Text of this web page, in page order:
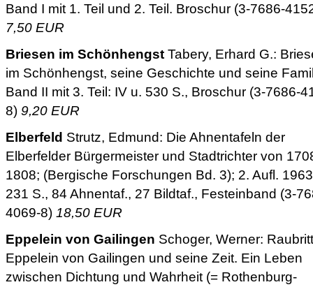
Band I mit 1. Teil und 2. Teil. Broschur (3-7686-
7,50 EUR
Briesen im Schönhengst Tabery, Erhard G.:
im Schönhengst, seine Geschichte und seine
Band II mit 3. Teil: IV u. 530 S., Broschur (3-7686-
8) 9,20 EUR
Elberfeld Strutz, Edmund: Die Ahnentafeln der
Elberfelder Bürgermeister und Stadtrichter von
1808; (Bergische Forschungen Bd. 3); 2. Aufl.
231 S., 84 Ahnentaf., 27 Bildtaf., Festeinband (3-
4069-8) 18,50 EUR
Eppelein von Gailingen Schoger, Werner:
Eppelein von Gailingen und seine Zeit. Ein Leben
zwischen Dichtung und Wahrheit (= Rothenburg-